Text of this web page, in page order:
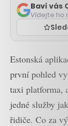
Baví vás
Vídejte ho
Estonská
první pohled
taxi platforma,
jedné služby
řidiče. Co za